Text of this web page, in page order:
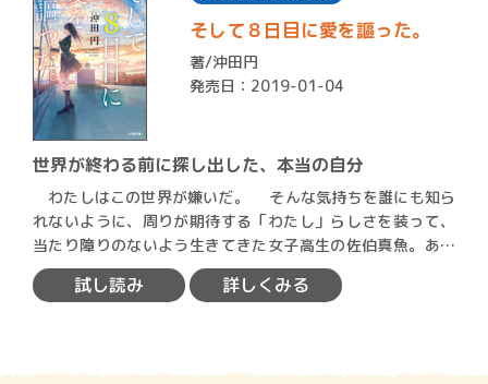
そして８日目に愛を謳った。
著/沖田円
発売日：2019-01-04
世界が終わる前に探し出した、本当の自分
わたしはこの世界が嫌いだ。 そんな気持ちを誰にも知ら
れないように、周りが期待する「わたし」らしさを装って、
当たり障りのないよう生きてきた女子高生の佐伯真魚。ある
日、…
試し読み 詳しくみる